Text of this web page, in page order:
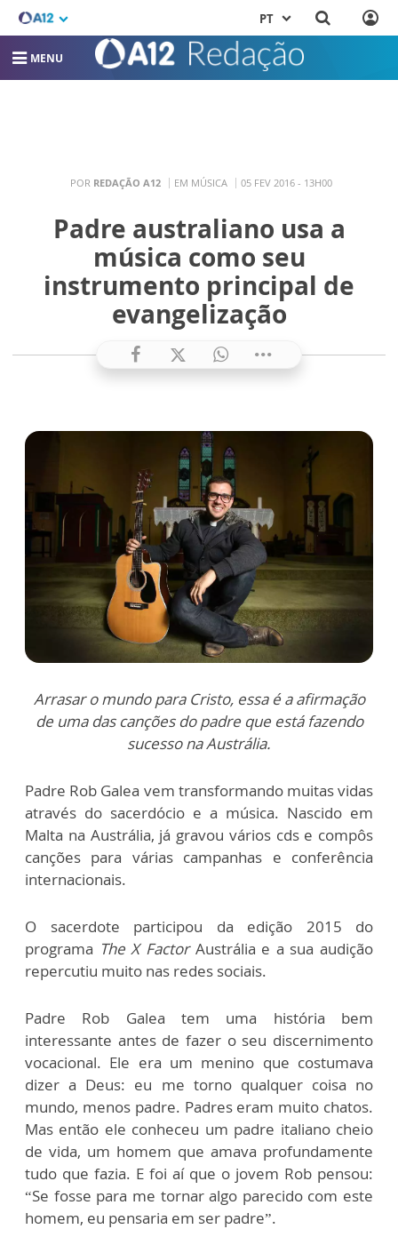
PT
MENU
POR REDAÇÃO A12 EM MÚSICA 05 FEV 2016 - 13H00
Padre australiano usa a
música como seu
instrumento principal de
evangelização
Arrasar o mundo para Cristo, essa é a afirmação
de uma das canções do padre que está fazendo
sucesso na Austrália.
Padre Rob Galea vem transformando muitas vidas
através do sacerdócio e a música. Nascido em
Malta na Austrália, já gravou vários cds e compôs
canções para várias campanhas e conferência
internacionais.
O sacerdote participou da edição 2015 do
programa The X FactorAustrália e a sua audição
repercutiu muito nas redes sociais.
Padre Rob Galea tem uma história bem
interessante antes de fazer o seu discernimento
vocacional. Ele era um menino que costumava
dizer a Deus: eu me torno qualquer coisa no
mundo, menos padre. Padres eram muito chatos.
Mas então ele conheceu um padre italiano cheio
de vida, um homem que amava profundamente
tudo que fazia. E foi aí que o jovem Rob pensou:
“Se fosse para me tornar algo parecido com este
homem, eu pensaria em ser padre”.